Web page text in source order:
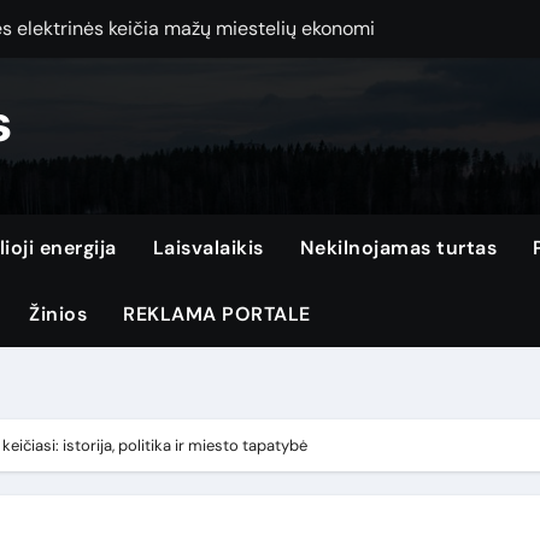
ir geriau jį suprasti
planą ir nepermokėti: praktinis vadovas lietuviams
nuotekų sistemą privačiam namui: nuo drenažo iki
Klaipėdoje verta patikėti tik profesionalams: ką būtina
prieš sezoną: vaškavimo, galandinimo ir
remontas gali anuliuoti jūsų draudimo išmoką: ką būtina
energija Laisvalaikis Nekilnojamas turtas
Žinios REKLAMA PORTALE
istorija, politika ir miesto tapatybė